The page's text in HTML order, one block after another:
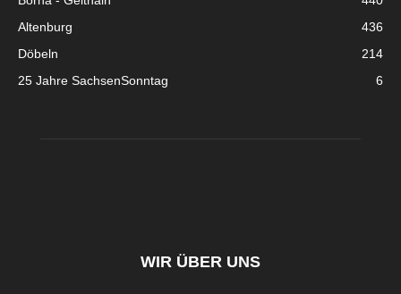
Altenburg
436
Döbeln
214
25 Jahre SachsenSonntag
6
WIR ÜBER UNS